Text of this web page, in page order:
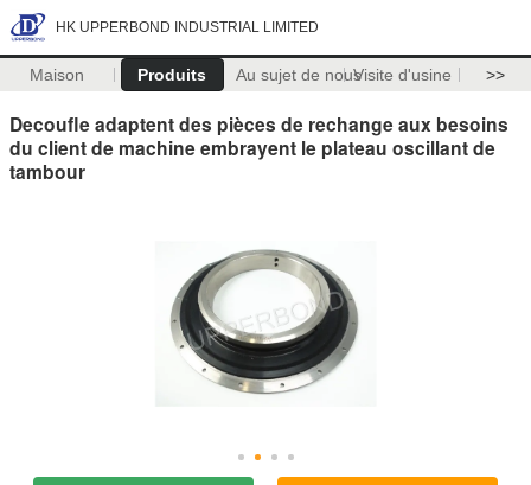
HK UPPERBOND INDUSTRIAL LIMITED
Maison Produits Au sujet de nousVisite d'usine >>
Decoufle adaptent des pièces de rechange aux besoins
du client de machine embrayent le plateau oscillant de
tambour